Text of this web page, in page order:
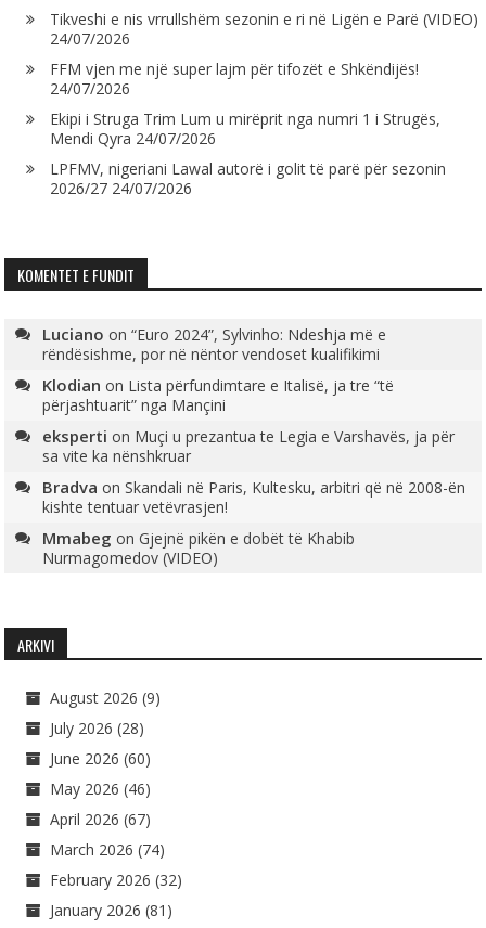
Tikveshi e nis vrrullshëm sezonin e ri në Ligën e Parë (VIDEO)
24/07/2026
FFM vjen me një super lajm për tifozët e Shkëndijës!
24/07/2026
Ekipi i Struga Trim Lum u mirëprit nga numri 1 i Strugës,
Mendi Qyra 24/07/2026
LPFMV, nigeriani Lawal autorë i golit të parë për sezonin
2026/27 24/07/2026
KOMENTET E FUNDIT
Luciano on“Euro 2024”, Sylvinho: Ndeshja më e
rëndësishme, por në nëntor vendoset kualifikimi
Klodian on Lista përfundimtare e Italisë, ja tre “të
përjashtuarit” nga Mançini
eksperti on Muçi u prezantua te Legia e Varshavës, ja për
sa vite ka nënshkruar
Bradva onSkandali në Paris, Kultesku, arbitri që në 2008-ën
kishte tentuar vetëvrasjen!
Mmabeg onGjejnë pikën e dobët të Khabib
Nurmagomedov (VIDEO)
ARKIVI
August 2026 (9)
July 2026 (28)
June 2026 (60)
May 2026 (46)
April 2026 (67)
March 2026 (74)
February 2026 (32)
January 2026 (81)